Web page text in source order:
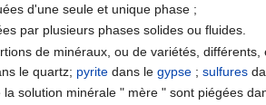
d'une seule et unique phase ;
par plusieurs phases solides ou fluides.
de minéraux, ou de variétés,
le quartz; pyrite dans legypse ;sulfures
la solution minérale " mère " sont piégées